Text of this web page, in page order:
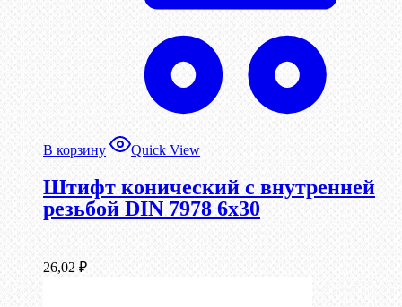
В корзину Quick View
Штифт конический с внутренней
резьбой DIN 7978 6х30
26,02 ₽